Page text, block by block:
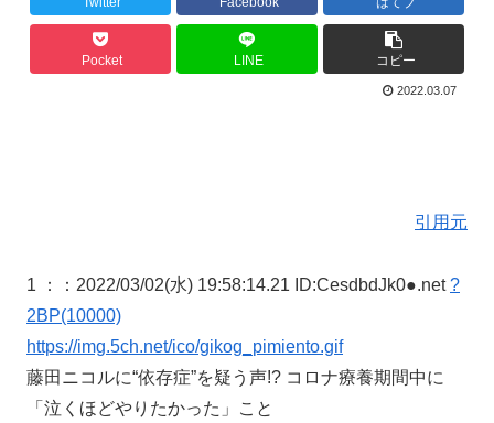
Pocket LINE コピー
2022.03.07
引用元
1 ： ：2022/03/02(水) 19:58:14.21 ID:CesdbdJk0●.net?
2BP(10000)
https://img.5ch.net/ico/gikog_pimiento.gif
藤田ニコルに“依存症”を疑う声!? コロナ療養期間中に
「泣くほどやりたかった」こと